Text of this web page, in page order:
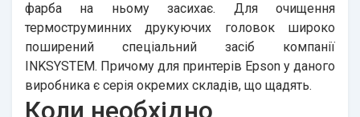
фарба на ньому засихає. Для очищення
термоструминних друкуючих головок широко
поширений спеціальний засіб компанії
INKSYSTEM. Причому для принтерів Epson у даного
виробника є серія окремих складів, що щадять.
Коли необхідно